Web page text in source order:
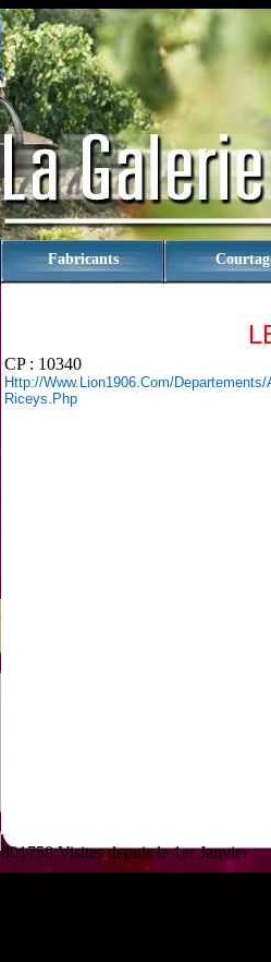
Fabricants
CP : 10340
Http://www.lion1906.com/
Riceys.php
801758 Visites depuis le 1er Janvier